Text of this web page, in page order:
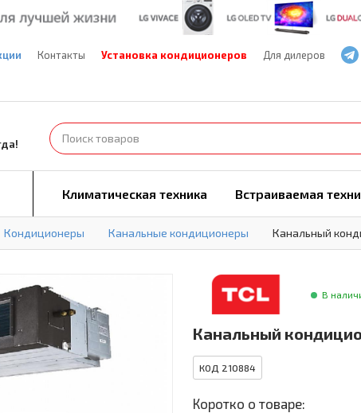
Контакты Установка кондиционеров Для дилеров
Климатическая техника Встраиваемая
Кондиционеры Канальные кондиционеры Канальный
В
Канальный
КОД 210884
Коротко о товаре: